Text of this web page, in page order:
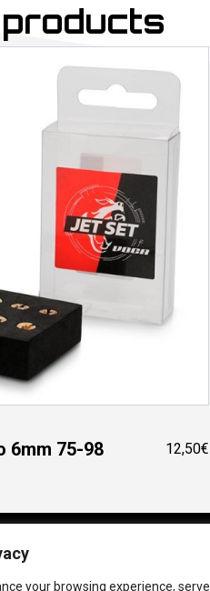
your browsing experience, serve
6mm 75-98 12,50€